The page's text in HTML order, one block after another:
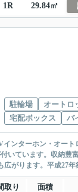
1R 29.84㎡
駐輪場
オートロ
宅配ボックス
バ
ンターホン・オー
いています。収納豊
がります。平成27年
取り 面積